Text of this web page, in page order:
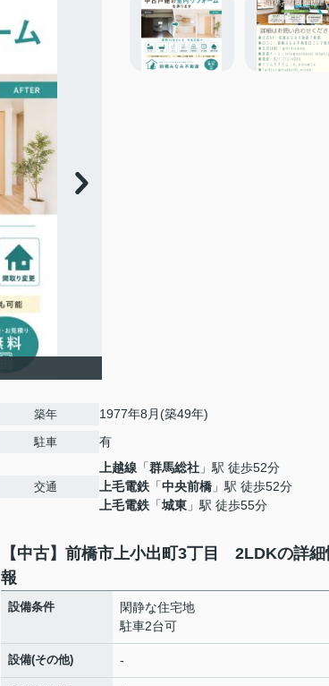
築年 1977年8月(築49年)
駐車 有
交通
上越線 「群馬総社 」駅 徒歩52分
上毛電鉄 「中央前橋 」駅 徒歩52分
上毛電鉄 「城東 」駅 徒歩55分
【中古】前橋市上小出町3丁目 2LDKの詳細
報
設備条件
閑静な住宅地
駐車2台可
設備(その他) -